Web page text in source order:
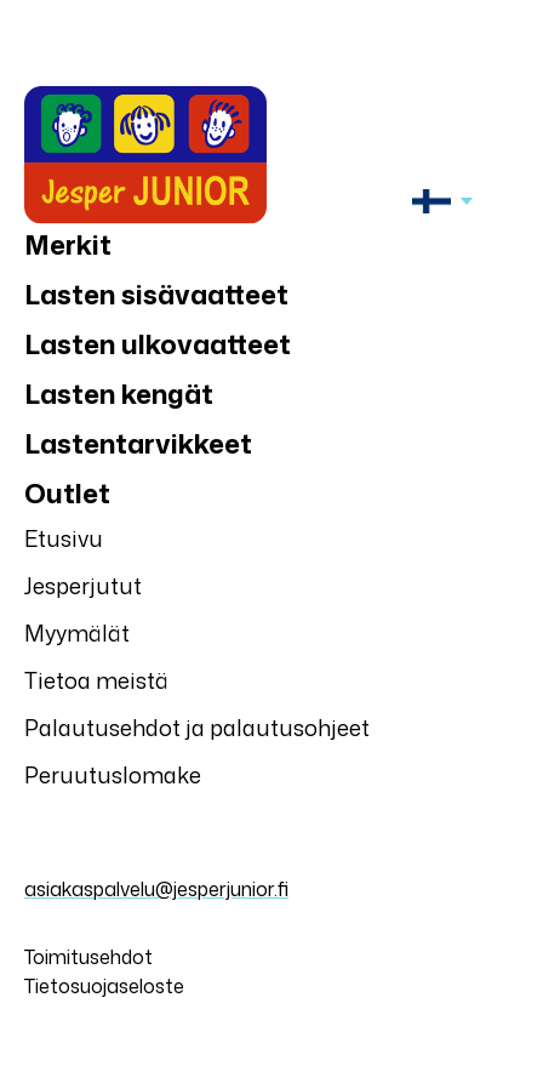
Merkit
Lasten sisävaatteet
Lasten ulkovaatteet
Lasten kengät
Lastentarvikkeet
Outlet
Etusivu
Jesperjutut
Myymälät
Tietoa meistä
Palautusehdot ja palautusohjeet
Peruutuslomake
asiakaspalvelu@jesperjunior.fi
Toimitusehdot
Tietosuojaseloste